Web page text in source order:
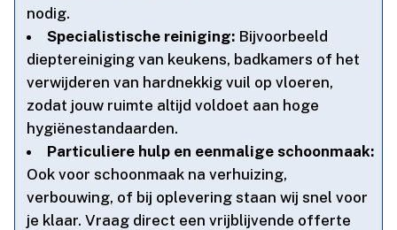
nodig.​
Specialistische reiniging: Bijvoorbeeld
dieptereiniging van keukens, badkamers of het
verwijderen van hardnekkig vuil op vloeren,
zodat jouw ruimte altijd voldoet aan hoge
hygiënestandaarden.​
Particuliere hulp en eenmalige schoonmaak:
Ook voor schoonmaak na verhuizing,
verbouwing, of bij oplevering staan wij snel voor
je klaar.​ Vraag direct een vrijblijvende offerte